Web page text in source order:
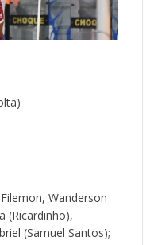
Wanderson
(Ricardinho),
(Samuel Santos);